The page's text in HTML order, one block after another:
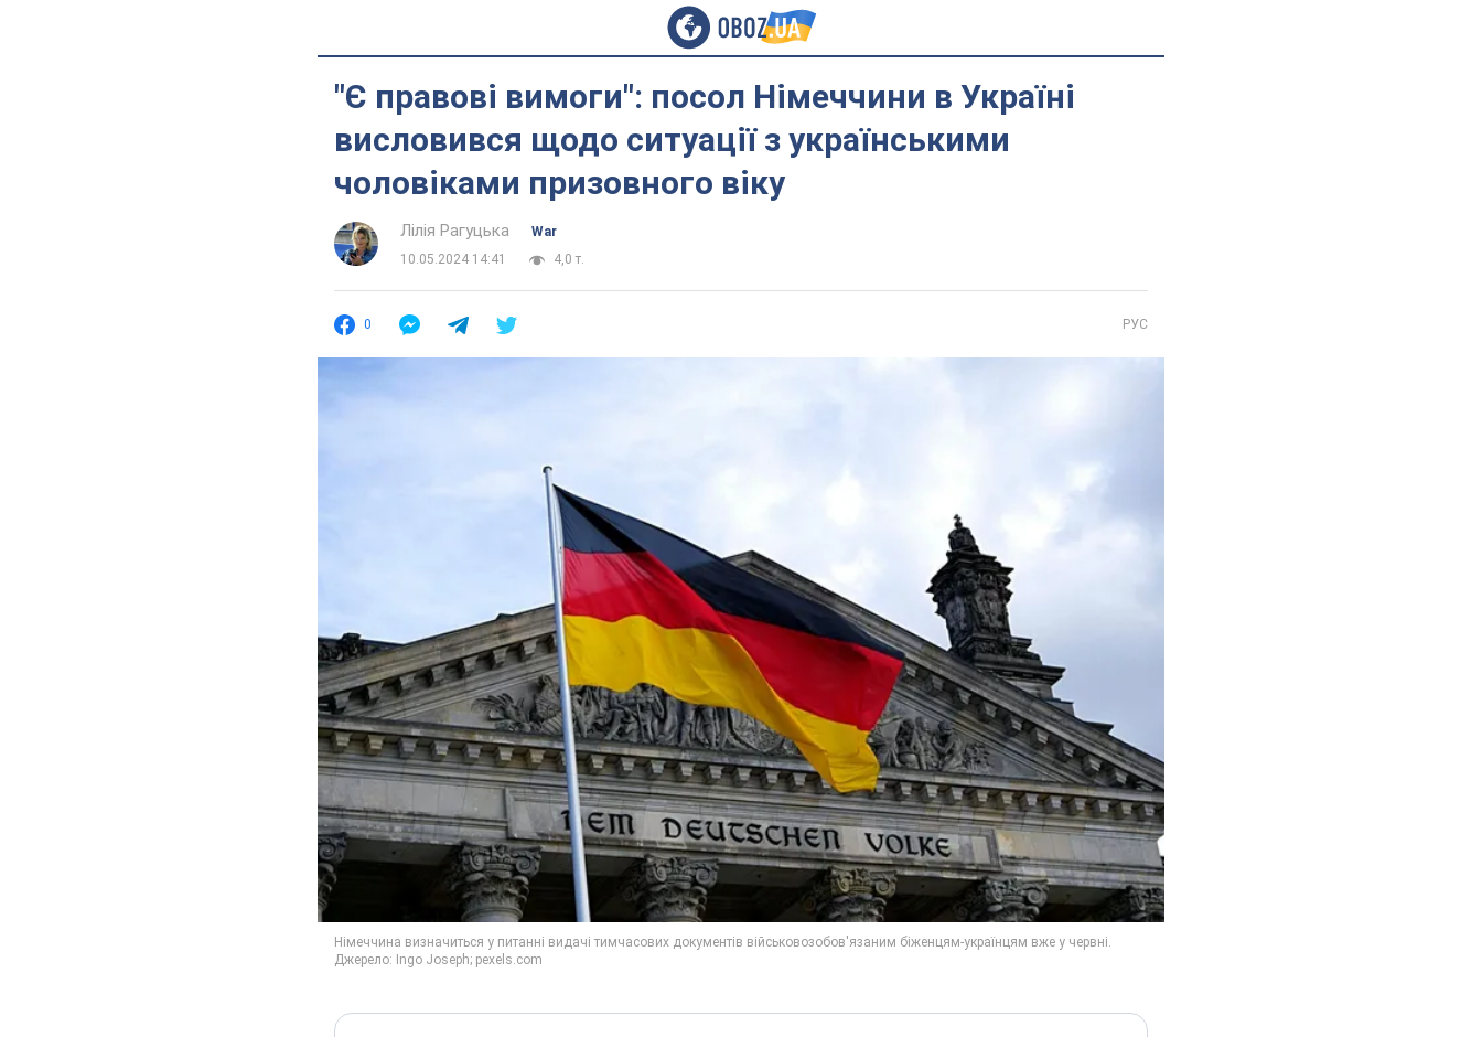
"Є правові вимоги": посол Німеччини в Україні
висловився щодо ситуації з українськими
чоловіками призовного віку
Лілія Рагуцька
War
10.05.2024 14:41
4,0 т.
0 РУС